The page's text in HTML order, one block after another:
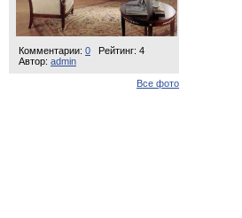
Комментарии: 0
Рейтинг: 4
Автор: admin
Все фото